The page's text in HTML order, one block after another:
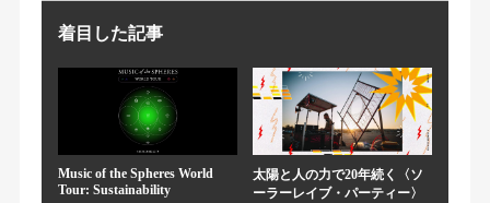
着目した記事
Music of the Spheres World
Tour: Sustainability
太陽と人の力で20年続く〈ソ
ーラーレイブ・パーティー〉